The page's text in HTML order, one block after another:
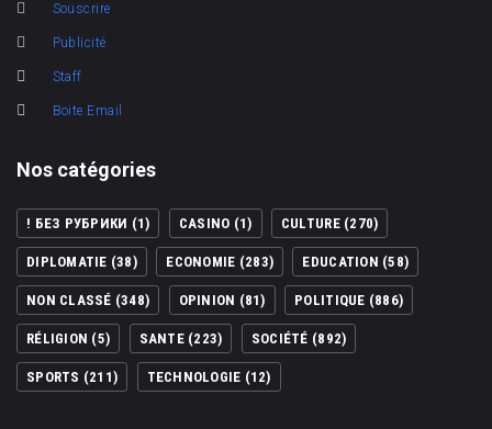
Souscrire
Publicité
Staff
Boite Email
Nos catégories
! БЕЗ РУБРИКИ (1) CASINO (1) CULTURE(270)
DIPLOMATIE (38) ECONOMIE (283) EDUCATION (58)
NON CLASSÉ (348) OPINION (81) POLITIQUE (886)
RÉLIGION (5) SANTE(223) SOCIÉTÉ (892)
SPORTS (211) TECHNOLOGIE (12)